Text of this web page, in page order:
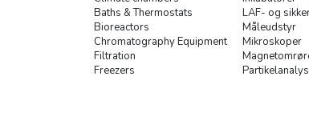
Baths & Thermostats
Bioreactors
Chromatography Equipment
Filtration
Freezers
LAF- og
Måleudstyr
Mikroskoper